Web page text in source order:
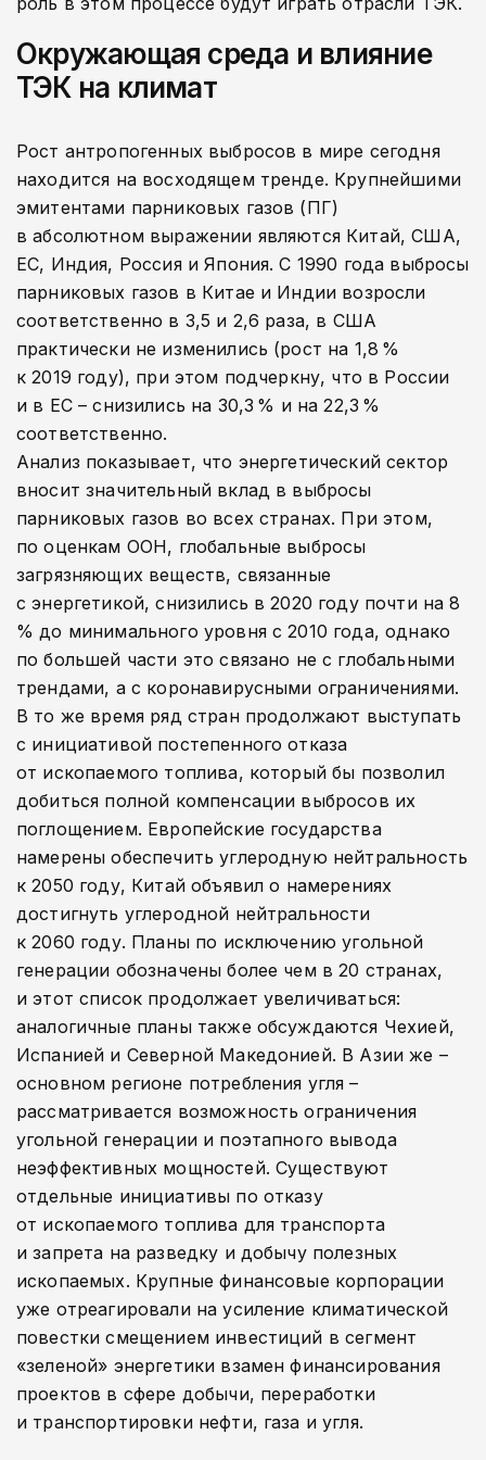
Окружающая среда и влияние
ТЭК на климат
Рост антропогенных выбросов в мире сегодня
находится на восходящем тренде. Крупнейшими
эмитентами парниковых газов (ПГ)
в абсолютном выражении являются Китай, США,
ЕС, Индия, Россия и Япония. С 1990 года выбросы
парниковых газов в Китае и Индии возросли
соответственно в 3,5 и 2,6 раза, в США
практически не изменились (рост на 1,8 %
к 2019 году), при этом подчеркну, что в России
и в ЕС – снизились на 30,3 % и на 22,3 %
соответственно.
Анализ показывает, что энергетический сектор
вносит значительный вклад в выбросы
парниковых газов во всех странах. При этом,
по оценкам ООН, глобальные выбросы
загрязняющих веществ, связанные
с энергетикой, снизились в 2020 году почти на 8
% до минимального уровня с 2010 года, однако
по большей части это связано не с глобальными
трендами, а с коронавирусными ограничениями.
В то же время ряд стран продолжают выступать
с инициативой постепенного отказа
от ископаемого топлива, который бы позволил
добиться полной компенсации выбросов их
поглощением. Европейские государства
намерены обеспечить углеродную нейтральность
к 2050 году, Китай объявил о намерениях
достигнуть углеродной нейтральности
к 2060 году. Планы по исключению угольной
генерации обозначены более чем в 20 странах,
и этот список продолжает увеличиваться:
аналогичные планы также обсуждаются Чехией,
Испанией и Северной Македонией. В Азии же –
основном регионе потребления угля –
рассматривается возможность ограничения
угольной генерации и поэтапного вывода
неэффективных мощностей. Существуют
отдельные инициативы по отказу
от ископаемого топлива для транспорта
и запрета на разведку и добычу полезных
ископаемых. Крупные финансовые корпорации
уже отреагировали на усиление климатической
повестки смещением инвестиций в сегмент
«зеленой» энергетики взамен финансирования
проектов в сфере добычи, переработки
и транспортировки нефти, газа и угля.